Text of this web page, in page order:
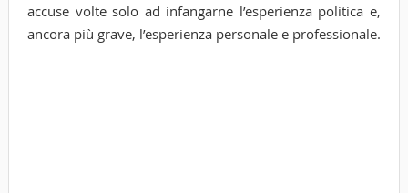
accuse volte solo ad infangarne l’esperienza politica e,
ancora più grave, l’esperienza personale e professionale.